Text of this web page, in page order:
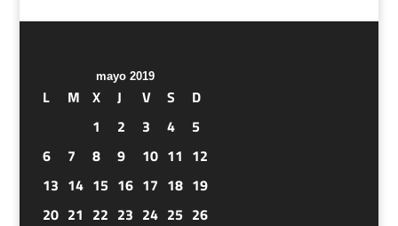
mayo 2019
L M X J V S
D
1
2 3 4
5
6
7 8 9 10 11 12
13 14 15 16 17 18 19
20 21 22 23 24 25 26